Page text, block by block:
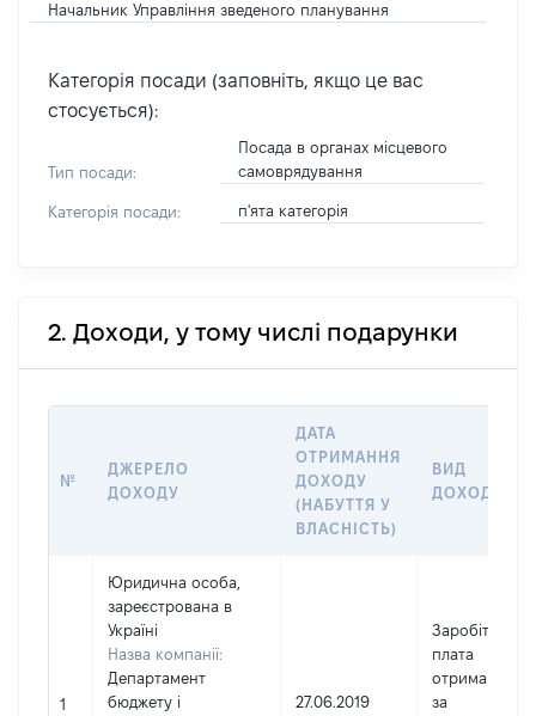
Начальник Управління зведеного планування
Категорія посади (заповніть, якщо це вас
стосується):
Тип посади:
Посада в органах місцевого
самоврядування
Категорія посади: п'ята категорія
2. Доходи, у тому числі подарунки
№
ДЖЕРЕЛО
ДОХОДУ
ДАТА
ОТРИМАННЯ
ДОХОДУ
(НАБУТТЯ У
ВЛАСНІСТЬ)
ВИД
ДОХОДУ
1
Юридична особа,
зареєстрована в
Україні
Назва компанії:
Департамент
бюджету і
27.06.2019
Заробітна
плата
отримана
за